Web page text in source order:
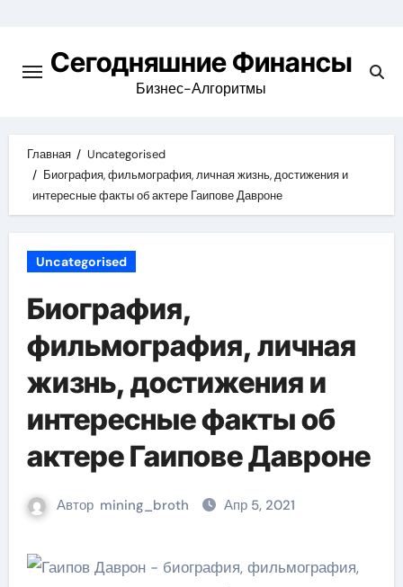
содержимомуСегодняшние Финансы
Бизнес-Алгоритмы
Главная
Uncategorised
Биография, фильмография, личная жизнь, достижения и
интересные факты об актере Гаипове Давроне
Uncategorised
Биография,
фильмография, личная
жизнь, достижения и
интересные факты об
актере Гаипове Давроне
Автор mining_broth Апр 5, 2021